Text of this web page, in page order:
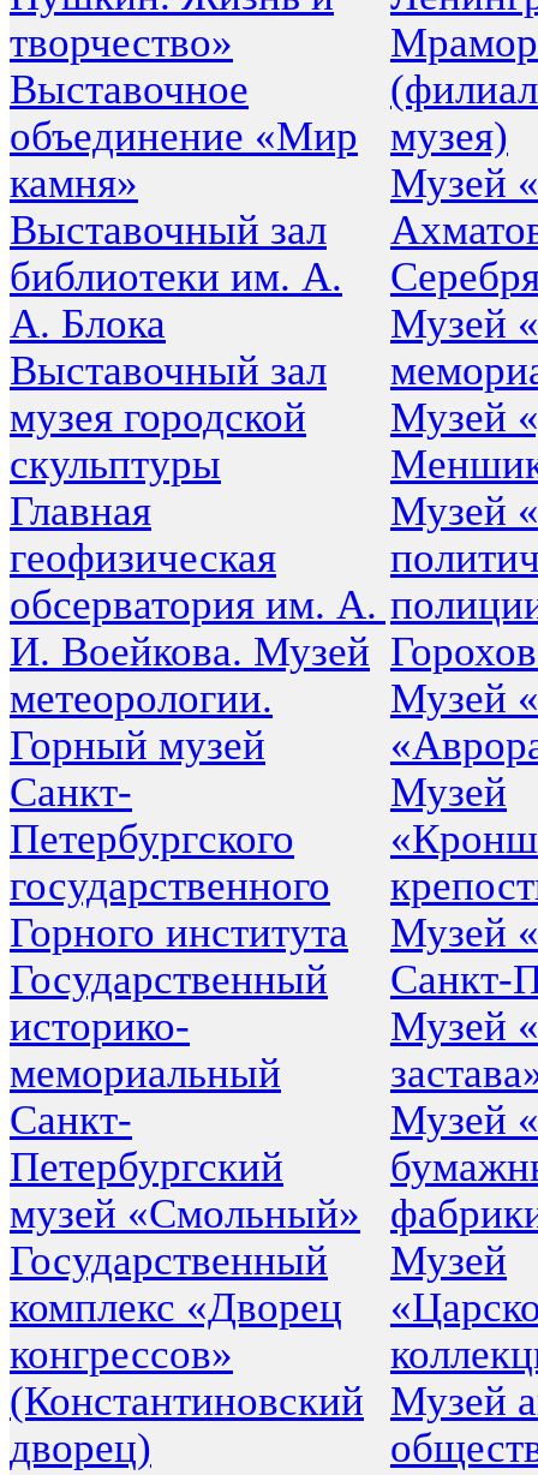
творчество»
Выставочное
объединение «Мир
камня»
Выставочный зал
библиотеки им. А.
А. Блока
Выставочный зал
музея городской
скульптуры
Главная
геофизическая
обсерватория им. А.
И. Воейкова. Музей
метеорологии.
Горный музей
Санкт-
Петербургского
государственного
Горного института
Государственный
историко-
мемориальный
Санкт-
Петербургский
музей «Смольный»
Государственный
комплекс «Дворец
конгрессов»
(Константиновский
дворец)
музея)
Музей
Музей
Музей
Музей
Музей
Музей
Музей
Санкт-
Музей
Музей
Музей
Музей